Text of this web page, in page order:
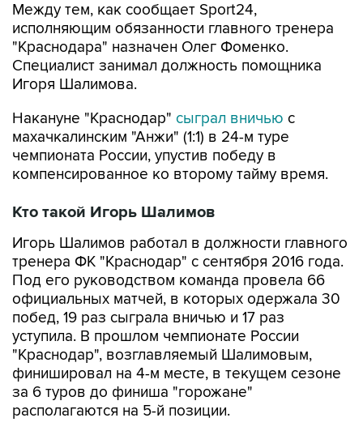
Между тем, как сообщает Sport24,
исполняющим обязанности главного тренера
"Краснодара" назначен Олег Фоменко.
Специалист занимал должность помощника
Игоря Шалимова.
Накануне "Краснодар" сыграл вничью с
махачкалинским "Анжи" (1:1) в 24-м туре
чемпионата России, упустив победу в
компенсированное ко второму тайму время.
Кто такой Игорь Шалимов
Игорь Шалимов работал в должности главного
тренера ФК "Краснодар" с сентября 2016 года.
Под его руководством команда провела 66
официальных матчей, в которых одержала 30
побед, 19 раз сыграла вничью и 17 раз
уступила. В прошлом чемпионате России
"Краснодар", возглавляемый Шалимовым,
финишировал на 4-м месте, в текущем сезоне
за 6 туров до финиша "горожане"
располагаются на 5-й позиции.